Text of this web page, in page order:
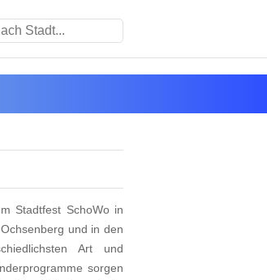
Stadtfest SchoWo in
und in den
Art und
sorgen